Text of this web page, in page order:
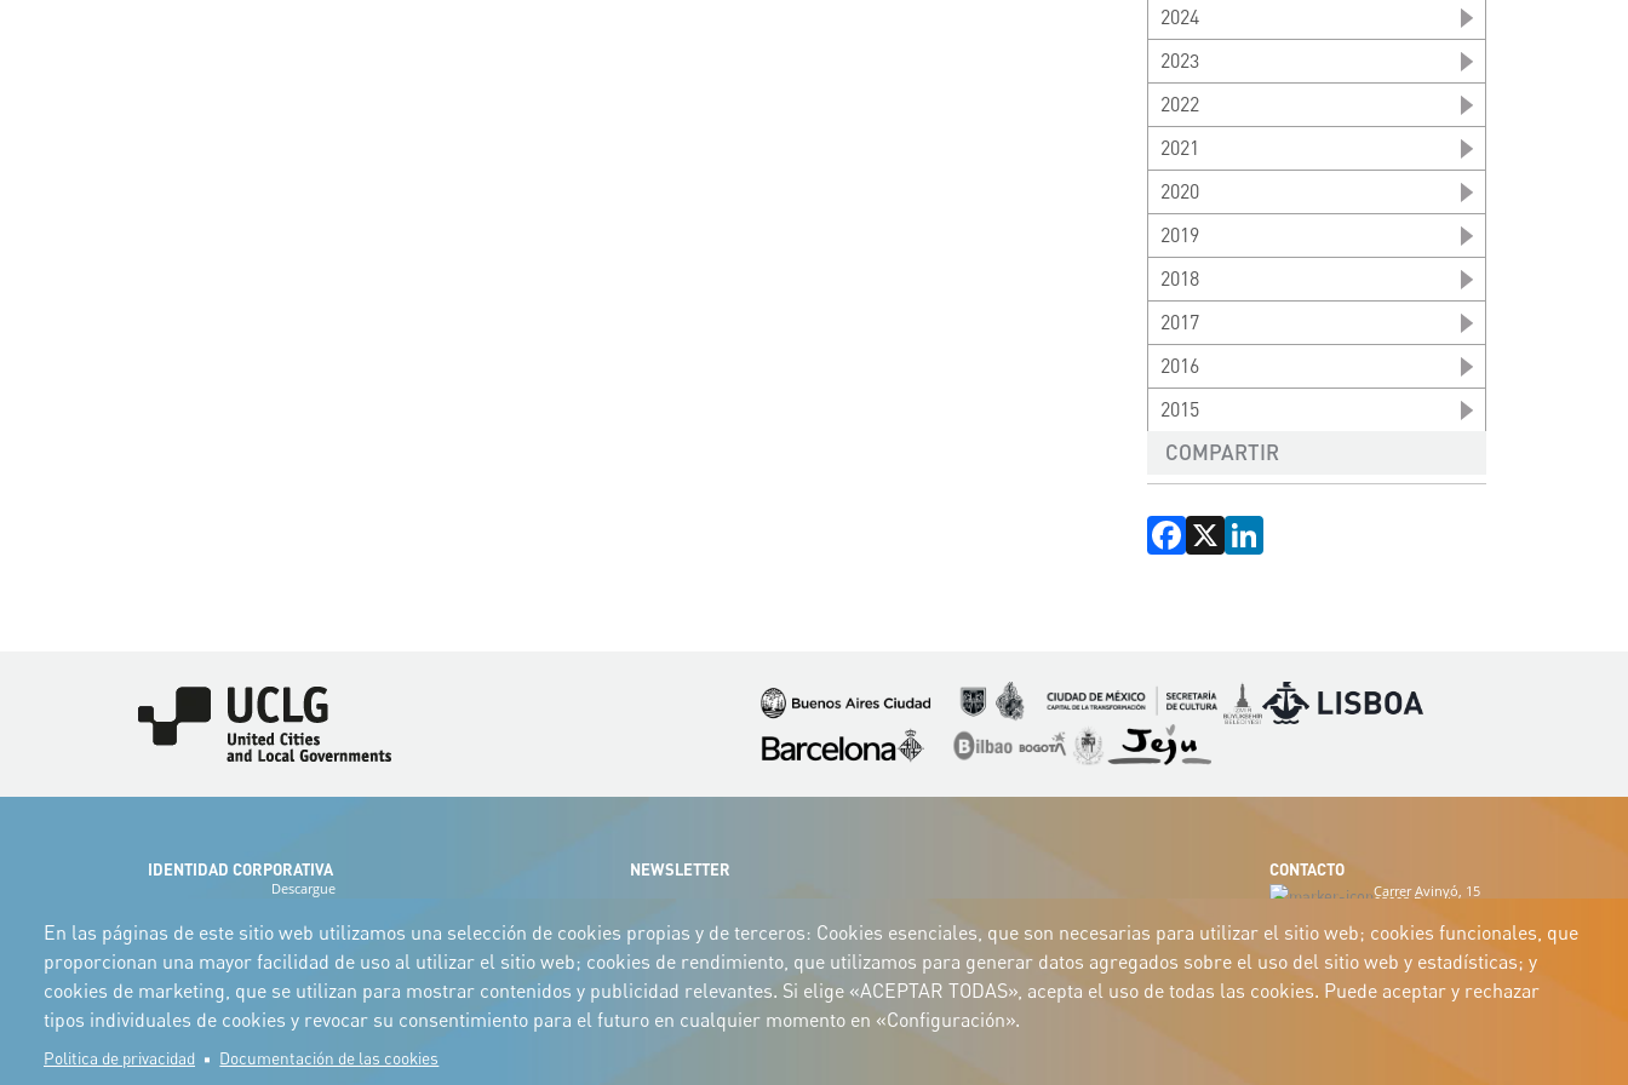
2024
2023
2022
2021
2020
2019
2018
2017
2016
2015
COMPARTIR
Facebook
X
Imagen Imagen Imagen ImagenImagen
Imagen
Imagen ImagenImagenImagen
IDENTIDAD CORPORATIVA
Descargue
y el manual
NEWSLETTER CONTACTO
Carrer Avinyó, 15
08002 Barcelona
culture@uclg.org
En las páginas de este sitio web utilizamos una selección de cookies propias y de terceros: Cookies esenciales, que son necesarias para utilizar el sitio web; cookies funcionales, que
proporcionan una mayor facilidad de uso al utilizar el sitio web; cookies de rendimiento, que utilizamos para generar datos agregados sobre el uso del sitio web y estadísticas; y
cookies de marketing, que se utilizan para mostrar contenidos y publicidad relevantes. Si elige «ACEPTAR TODAS», acepta el uso de todas las cookies. Puede aceptar y rechazar
tipos individuales de cookies y revocar su consentimiento para el futuro en cualquier momento en «Configuración».
Politica de privacidad Documentación de las cookies